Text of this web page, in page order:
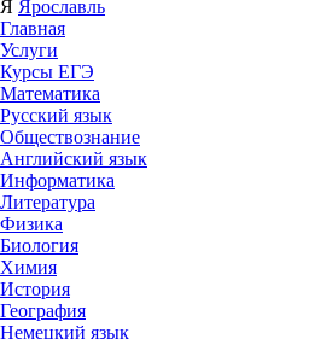
Я Ярославль
Главная
Услуги
Курсы ЕГЭ
Математика
Русский язык
Обществознание
Английский язык
Информатика
Литература
Физика
Биология
Химия
История
География
Немецкий язык